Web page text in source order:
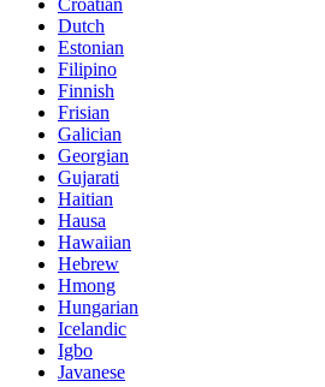
Croatian
Dutch
Estonian
Filipino
Finnish
Frisian
Galician
Georgian
Gujarati
Haitian
Hausa
Hawaiian
Hebrew
Hmong
Hungarian
Icelandic
Igbo
Javanese